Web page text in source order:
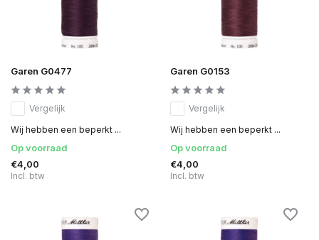
Garen G0477
Vergelijk
Wij hebben een beperkt ...
Op voorraad
€4,00
Incl. btw
Garen G0153
Vergelijk
Wij hebben een beperkt ...
Op voorraad
€4,00
Incl. btw